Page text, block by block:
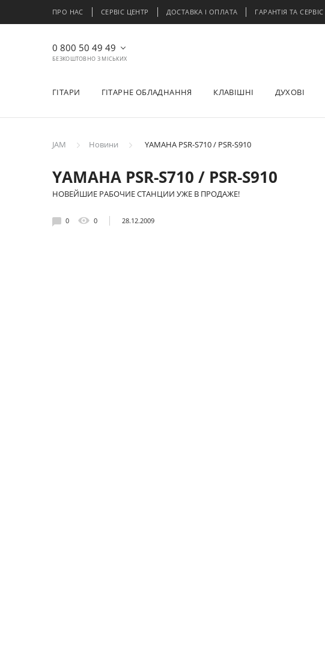
ПРО НАС СЕРВІС ЦЕНТР ДОСТАВКА І ОПЛАТА ГАРАНТІЯ ТА СЕРВІС
0 800 50 49 49
БЕЗКОШТОВНО З МІСЬКИХ
ГІТАРИ ГІТАРНЕ ОБЛАДНАННЯ КЛАВІШНІ ДУХОВІ
JAM Новини YAMAHA PSR-S710 / PSR-S910
YAMAHA PSR-S710 / PSR-S910
НОВЕЙШИЕ РАБОЧИЕ СТАНЦИИ УЖЕ В ПРОДАЖЕ!
0 0 28.12.2009